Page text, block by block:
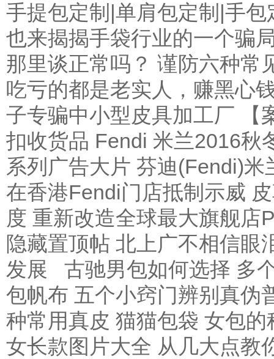
手提包定制|单肩包定制 |手包
也来揭揭手袋行业的一个骗
那里谈正常吗？ 谨防六种常
吃亏的都是老实人，赚黑心
子专骗中小型皮具加工厂
扣收货品 Fendi 米兰2016秋
系列广告大片 芬迪(Fendi)米
在香港Fendi门店抵制示威
度 重新改造全球最大旗舰店
隐藏置顶帖 北上广不相信眼
发展
古驰男包如何选择 多
包帆布 五个小窍门辨别真伪
种常用真皮 猫猫包袋 女包
女长款图片大全 从几大点教